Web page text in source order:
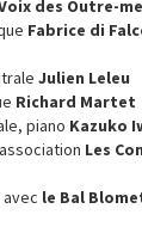
des Outre-
Fabrice di
Julien Leleu
Richard Martet
piano Kazuko
Les
le Bal